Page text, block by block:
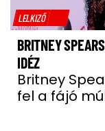
LELKIZŐ
BRITNEY
IDÉZ
Britney
fel a fájó